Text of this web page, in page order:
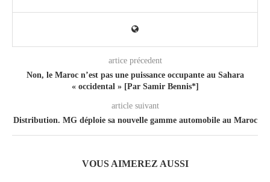
artice précedent
Non, le Maroc n’est pas une puissance occupante au Sahara
« occidental » [Par Samir Bennis*]
article suivant
Distribution. MG déploie sa nouvelle gamme automobile au Maroc
VOUS AIMEREZ AUSSI